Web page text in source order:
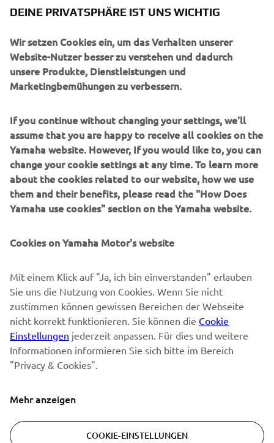
UNTERNEHMEN
B2B
MEHR YAMAHA
SUPPORT
NEWSLETTER
ABONNIEREN
Lesen Sie unsere Datenschutzrichtlinie, um zu erfahren, wie wir
Ihre persönlichen Daten verarbeiten: Datenschutzerklärung
Switzerland (German)
DEINE PRIVATSPHÄRE IST UNS WICHTIG
Wir setzen Cookies ein, um das Verhalten unserer
Website-Nutzer besser zu verstehen und dadurch
unsere Produkte, Dienstleistungen und
Marketingbemühungen zu verbessern.
If you continue without changing your settings, we'll
assume that you are happy to receive all cookies on the
Yamaha website. However, If you would like to, you can
change your cookie settings at any time. To learn more
about the cookies related to our website, how we use
them and their benefits, please read the "How Does
Yamaha use cookies" section on the Yamaha website.
Cookies on Yamaha Motor's website
Mit einem Klick auf "Ja, ich bin einverstanden" erlauben
Sie uns die Nutzung von Cookies. Wenn Sie nicht
zustimmen können gewissen Bereichen der Webseite
nicht korrekt funktionieren. Sie können die Cookie
Einstellungen
jederzeit anpassen. Für dies und weitere
Informationen informieren Sie sich bitte im Bereich
"Privacy & Cookies".
Mehr anzeigen
COOKIE-EINSTELLUNGEN